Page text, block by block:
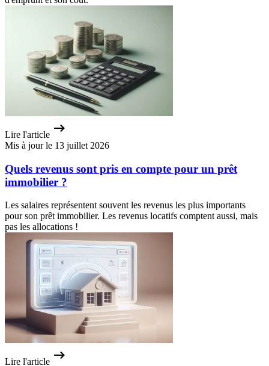
Lire l'article
Mis à jour le 13 juillet 2026
Quels revenus sont pris en compte pour un prêt
immobilier ?
Les salaires représentent souvent les revenus les plus importants
pour son prêt immobilier. Les revenus locatifs comptent aussi, mais
pas les allocations !
Lire l'article